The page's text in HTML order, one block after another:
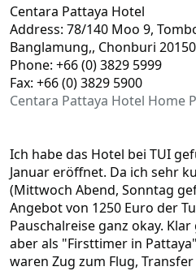
)
Centara Pattaya Hotel
Address: 78/140 Moo 9,
Banglamung,, Chonburi
Phone: +66 (0) 3829 5999
Fax: +66 (0) 3829 5900
Centara Pattaya Hotel Home
Ich habe das Hotel bei TUI
Januar eröffnet. Da ich sehr
(Mittwoch Abend, Sonntag
Angebot von 1250 Euro der
Pauschalreise ganz okay.
aber als "Firsttimer in
waren Zug zum Flug,